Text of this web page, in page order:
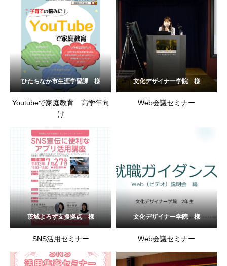
ひたちなか市生涯学習課 様
Youtubeで家庭教育 高学年向
け
文化デザイナー学院 様
Web会議セミナー
茨城よろず支援拠点 様
SNS活用セミナー
文化デザイナー学院 様
Web会議セミナー